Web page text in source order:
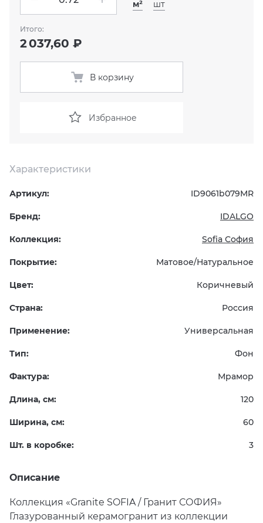
KERAMA MARAZZI
PORCELANOSA
ГРАНИТЕЯ
XLIGHT XTONE URBATEK
СМЕСИТЕЛИ
Характеристики
Артикул: ID9061b079MR
Бренд: IDALGO
Коллекция: Sofia София
Покрытие: Матовое/Натуральное
Цвет: Коричневый
Страна: Россия
Применение: Универсальная
Тип: Фон
Фактура: Мрамор
Длина, см: 120
Ширина, см: 60
Шт. в коробке: 3
Описание
Коллекция «Granite SOFIA / Гранит СОФИЯ»
Глазурованный керамогранит из коллекции
м² шт
Итого:
2 037,60 ₽
В корзину
Избранное